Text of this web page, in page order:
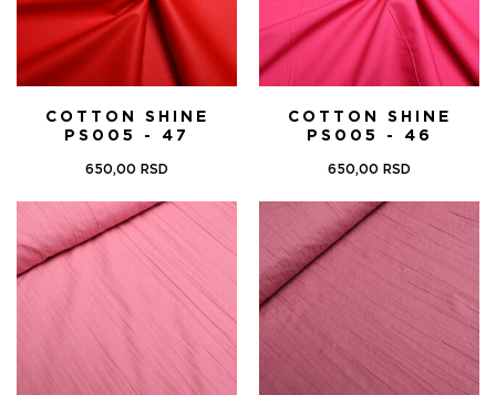
COTTON SHINE
PS005 - 47
650,00 RSD
COTTON SHINE
PS005 - 46
650,00 RSD